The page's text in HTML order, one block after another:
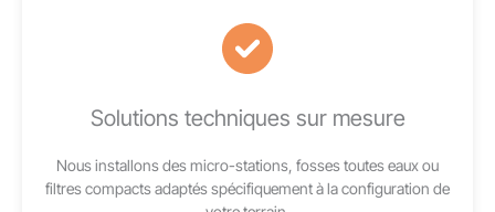
Solutions techniques sur mesure
Nous installons des micro-stations, fosses toutes eaux ou
filtres compacts adaptés spécifiquement à la configuration de